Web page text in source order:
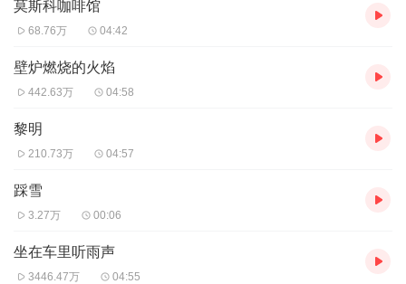
莫斯科咖啡馆
68.76万 04:42
壁炉燃烧的火焰
442.63万 04:58
黎明
210.73万 04:57
踩雪
3.27万 00:06
坐在车里听雨声
3446.47万 04:55